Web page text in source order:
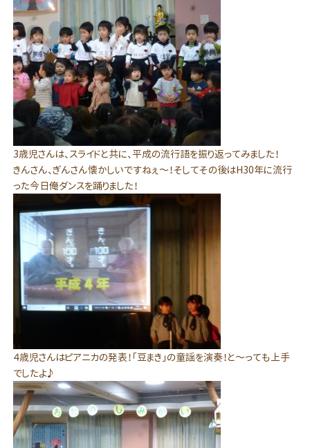
3歳児さんは、スライドと共に、平成の流行語を振り返ってみました！
きんさん、ぎんさん懐かしいですねぇ～！そしてその後はH30年に流行
った今日俺ダンスを踊りました！
４歳児さんはピアニカの発表！「豆まき」の童謡を演奏！と～っても上手
でしたよ♪